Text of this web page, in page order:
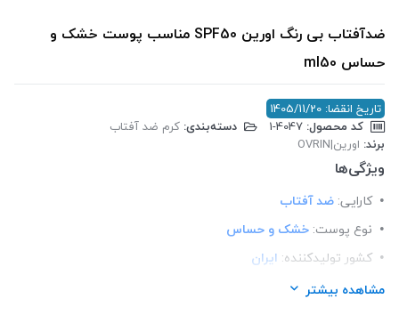
ضدآفتاب بی رنگ اورین SPF50 مناسب پوست خشک و
حساس ml50
تاریخ انقضا: 1405/11/20
کد محصول:
دسته‌بندی: کرم ضد آفتاب
برند: اورین|OVRIN
ویژگی‌ها
کارایی: ضد آفتاب
نوع پوست: خشک و حساس
کشور تولید‎کننده:
ایران
SPF:
⁺50
مشاهده بیشتر